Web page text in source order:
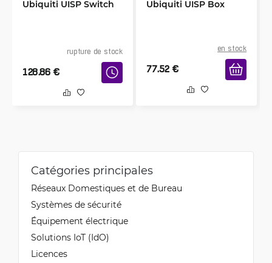
Ubiquiti UISP Switch
rupture de stock
128.86 €
Ubiquiti UISP Box
en stock
77.52 €
Catégories principales
Réseaux Domestiques et de Bureau
Systèmes de sécurité
Équipement électrique
Solutions IoT (IdO)
Licences